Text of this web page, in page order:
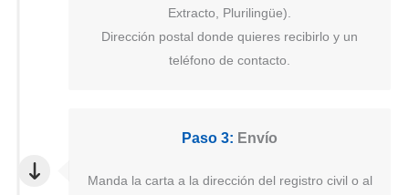
Extracto, Plurilingüe).
Dirección postal donde quieres recibirlo y un
teléfono de contacto.
Paso 3: Envío
Manda la carta a la dirección del registro civil o al